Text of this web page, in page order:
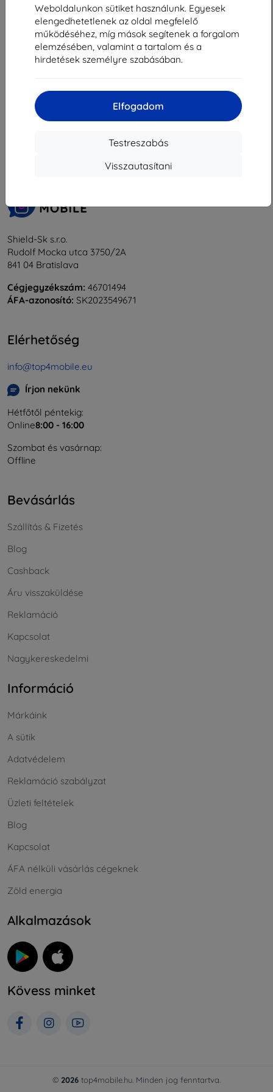
Weboldalunkon sütiket használunk. Egyesek
elengedhetetlenek az oldal megfelelő
működéséhez, míg mások segítenek a forgalom
elemzésében, valamint a tartalom és a
hirdetések személyre szabásában.
Elfogadom
Testreszabás
Visszautasítani
Raktáron > 5 darab
Összes találat
Shield-Sk s.r.o.
Rudolf Mocka utca 3750/2A
841 04 Bratislava
Cégjegyzékszám: 46701494
ÁFA-azonosító: SK2023549671
Elérhetőség
info@top4mobile.eu
Írjon nekünk
Hétfőtől péntekig:
Online8:00 - 16:00
Szombat és vasárnap:
Offline
Bevásárlás
Szállítás & Fizetés
Blog
Cashback
Áru visszaküldése
Reklamáció
Kapcsolat
Nagykereskedelmi
Információ
Márkáink
A sütik
Adatvédelem
Reklamáció szabályzat
Üzleti feltételek
Blog
Kapcsolat
ÁFA nélküli vásárlás cégeknek
Zöld energia
Alkalmazások
Kövess minket
© 2026 top4mobile.hu. Minden jog fenntartva.